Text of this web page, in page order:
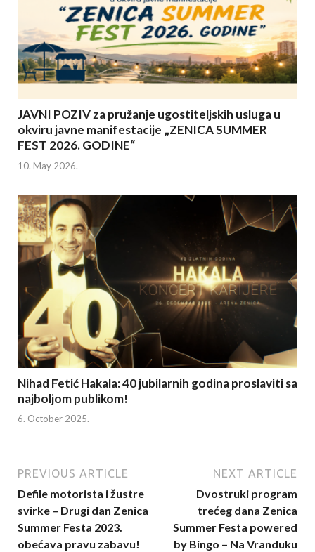
JAVNI POZIV za pružanje ugostiteljskih usluga u
okviru javne manifestacije „ZENICA SUMMER
FEST 2026. GODINE“
10. May 2026.
Nihad Fetić Hakala: 40 jubilarnih godina proslaviti sa
najboljom publikom!
6. October 2025.
PREVIOUS ARTICLE
Defile motorista i žustre
svirke – Drugi dan Zenica
Summer Festa 2023.
obećava pravu zabavu!
NEXT ARTICLE
Dvostruki program
trećeg dana Zenica
Summer Festa powered
by Bingo – Na Vranduku